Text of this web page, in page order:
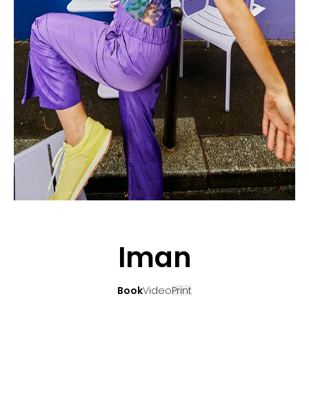
POP MUZIKANTEN
TALENTEN INTERNATIONALE
BEWERBUNG
KONTAKT
FRANKREICH
SCHWEIZ
Iman
BookVideoPrint